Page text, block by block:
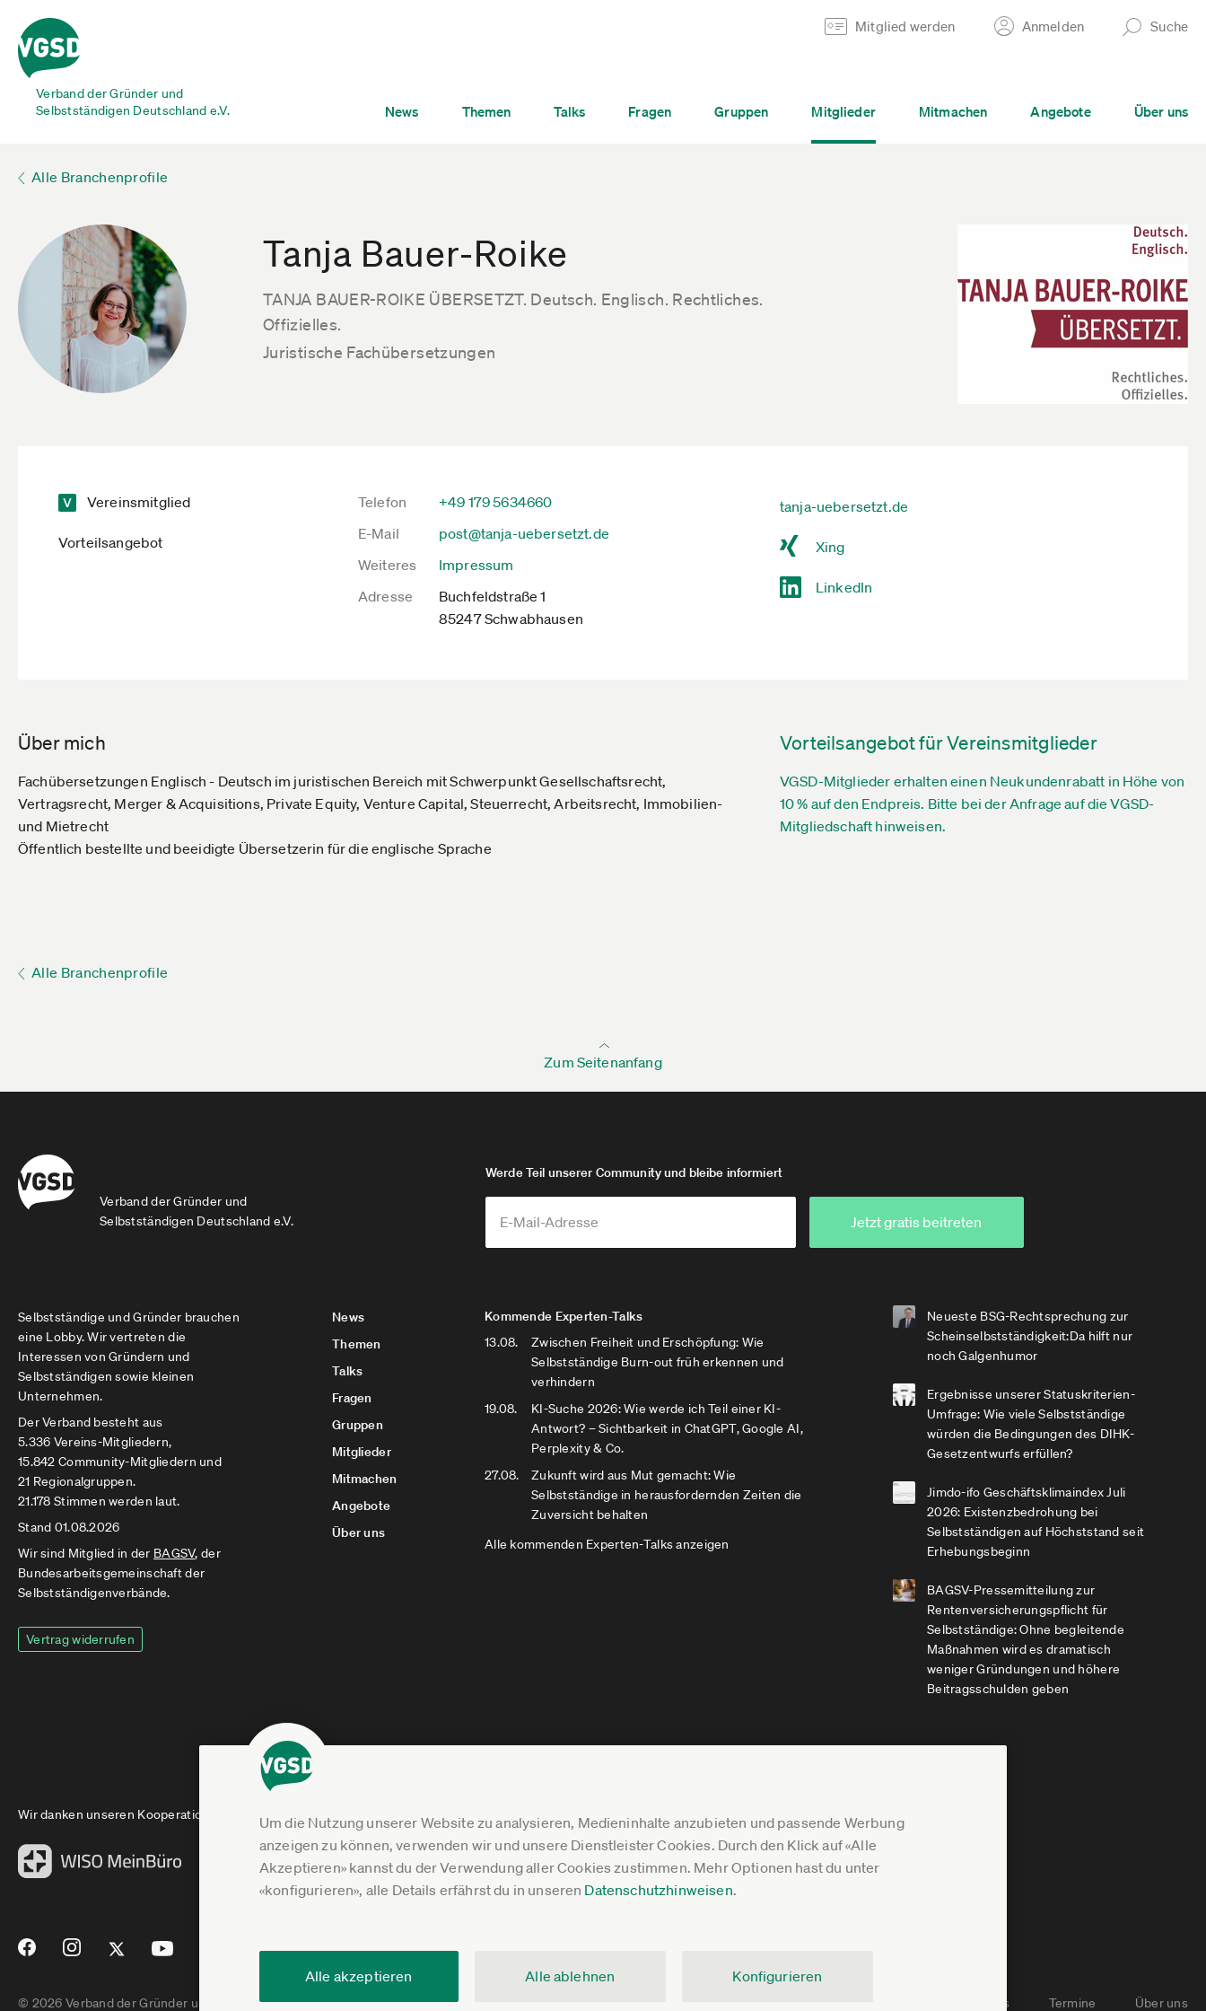
Verband der Gründer und
Selbstständigen Deutschland e.V.
Mitglied werden Anmelden Suche
News Themen Talks Fragen Gruppen Mitglieder Mitmachen Angebote Über uns
Um die Nutzung unserer Website zu analysieren, Medieninhalte anzubieten und passende Werbung
anzeigen zu können, verwenden wir und unsere Dienstleister Cookies. Durch den Klick auf «Alle
Akzeptieren» kannst du der Verwendung aller Cookies zustimmen. Mehr Optionen hast du unter
«konfigurieren», alle Details erfährst du in unseren Datenschutzhinweisen.
Alle akzeptieren Alle ablehnen Konfigurieren
Alle Branchenprofile
Tanja Bauer-Roike
TANJA BAUER-ROIKE ÜBERSETZT. Deutsch. Englisch. Rechtliches.
Offizielles.
Juristische Fachübersetzungen
Vereinsmitglied
Vorteilsangebot
Telefon
+49 179 5634660
E-Mail
post@tanja-uebersetzt.de
Weiteres
Impressum
Adresse
Buchfeldstraße 1
85247 Schwabhausen
tanja-uebersetzt.de
Xing
LinkedIn
Über mich
Fachübersetzungen Englisch - Deutsch im juristischen Bereich mit Schwerpunkt Gesellschaftsrecht,
Vertragsrecht, Merger & Acquisitions, Private Equity, Venture Capital, Steuerrecht, Arbeitsrecht, Immobilien-
und Mietrecht
Öffentlich bestellte und beeidigte Übersetzerin für die englische Sprache
Vorteilsangebot für Vereinsmitglieder
VGSD-Mitglieder erhalten einen Neukundenrabatt in Höhe von
10 % auf den Endpreis. Bitte bei der Anfrage auf die VGSD-
Mitgliedschaft hinweisen.
Alle Branchenprofile
Zum Seitenanfang
Verband der Gründer und
Selbstständigen Deutschland e.V.
Werde Teil unserer Community und bleibe informiert
Jetzt gratis beitreten
Selbstständige und Gründer brauchen
eine Lobby. Wir vertreten die
Interessen von Gründern und
Selbstständigen sowie kleinen
Unternehmen.
Der Verband besteht aus
5.336 Vereins-Mitgliedern,
15.842 Community-Mitgliedern und
21 Regionalgruppen.
21.178 Stimmen werden laut.
Stand 01.08.2026
Wir sind Mitglied in der BAGSV, der
Bundesarbeitsgemeinschaft der
Selbstständigenverbände.
Vertrag widerrufen
News
Themen
Talks
Fragen
Gruppen
Mitglieder
Mitmachen
Angebote
Über uns
Kommende Experten-Talks
13.08.
Zwischen Freiheit und Erschöpfung: Wie
Selbstständige Burn-out früh erkennen und
verhindern
19.08.
KI-Suche 2026: Wie werde ich Teil einer KI-
Antwort? – Sichtbarkeit in ChatGPT, Google AI,
Perplexity & Co.
27.08.
Zukunft wird aus Mut gemacht: Wie
Selbstständige in herausfordernden Zeiten die
Zuversicht behalten
Alle kommenden Experten-Talks anzeigen
Neueste BSG-Rechtsprechung zur
Scheinselbstständigkeit:Da hilft nur
noch Galgenhumor
Ergebnisse unserer Statuskriterien-
Umfrage: Wie viele Selbstständige
würden die Bedingungen des DIHK-
Gesetzentwurfs erfüllen?
Jimdo-ifo Geschäftsklimaindex Juli
2026: Existenzbedrohung bei
Selbstständigen auf Höchststand seit
Erhebungsbeginn
BAGSV-Pressemitteilung zur
Rentenversicherungspflicht für
Selbstständige: Ohne begleitende
Maßnahmen wird es dramatisch
weniger Gründungen und höhere
Beitragsschulden geben
Wir danken unseren Kooperationspartnern
© 2026 Verband der Gründer und Selbstständigen Deutschland e.V. Jobs Termine Über uns